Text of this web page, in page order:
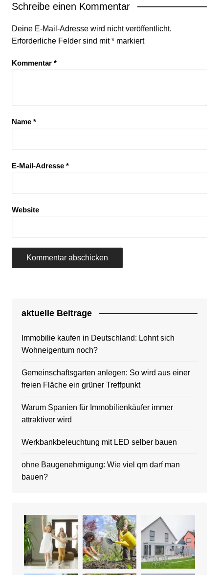
Schreibe einen Kommentar
Deine E-Mail-Adresse wird nicht veröffentlicht.
Erforderliche Felder sind mit*markiert
Kommentar *
Name *
E-Mail-Adresse *
Website
aktuelle Beitrage
Immobilie kaufen in Deutschland: Lohnt sich
Wohneigentum noch?
Gemeinschaftsgarten anlegen: So wird aus einer
freien Fläche ein grüner Treffpunkt
Warum Spanien für Immobilienkäufer immer
attraktiver wird
Werkbankbeleuchtung mit LED selber bauen
ohne Baugenehmigung: Wie viel qm darf man
bauen?